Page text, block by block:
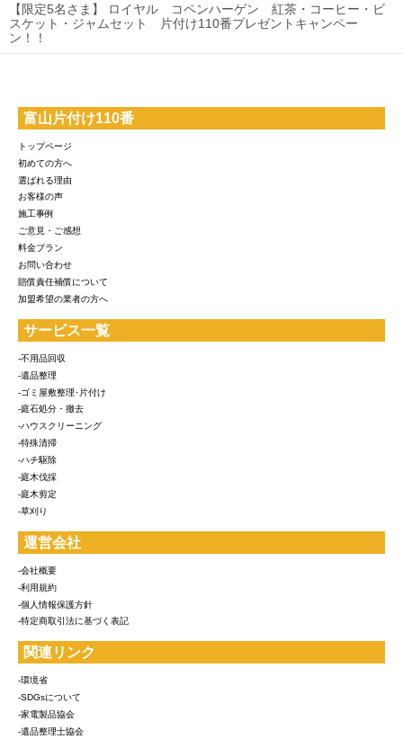
【限定5名さま】 ロイヤル コペンハーゲン 紅茶・コーヒー・ビ
スケット・ジャムセット 片付け110番プレゼントキャンペー
ン！！
富山片付け110番
トップページ
初めての方へ
選ばれる理由
お客様の声
施工事例
ご意見・ご感想
料金プラン
お問い合わせ
賠償責任補償について
加盟希望の業者の方へ
サービス一覧
-不用品回収
-遺品整理
-ゴミ屋敷整理･片付け
-庭石処分・撤去
-ハウスクリーニング
-特殊清掃
-ハチ駆除
-庭木伐採
-庭木剪定
-草刈り
運営会社
-会社概要
-利用規約
-個人情報保護方針
-特定商取引法に基づく表記
関連リンク
-環境省
-SDGsについて
-家電製品協会
-遺品整理士協会